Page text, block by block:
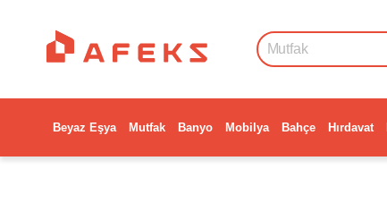
Beyaz Eşya Mutfak Banyo Mobilya Bahçe Hırdavat